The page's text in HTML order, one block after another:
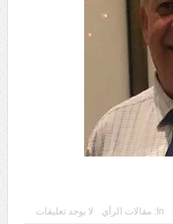
In: مقالات الرأي لا يوجد تعليقات